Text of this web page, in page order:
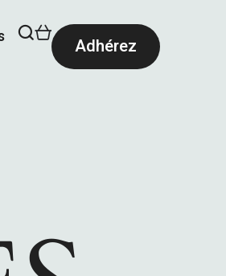
Adhérez